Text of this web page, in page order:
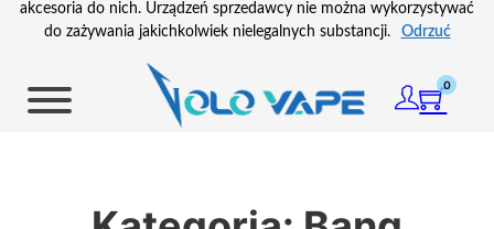
akcesoria do nich. Urządzeń sprzedawcy nie można wykorzystywać
do zażywania jakichkolwiek nielegalnych substancji.
Odrzuć
0